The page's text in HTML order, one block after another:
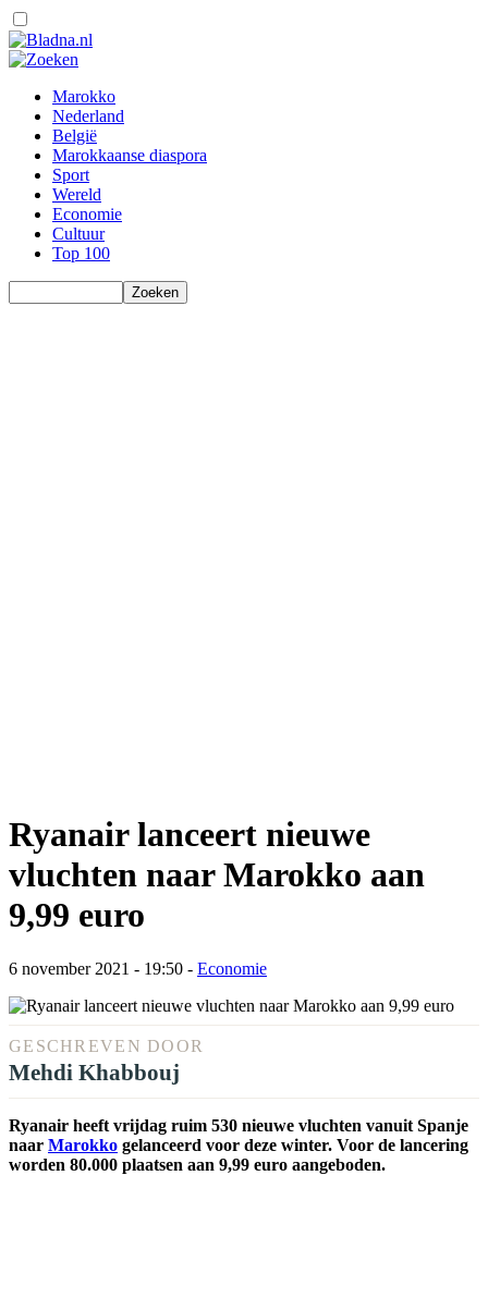
Marokko
Nederland
België
Marokkaanse diaspora
Sport
Wereld
Economie
Cultuur
Top 100
Ryanair lanceert nieuwe
vluchten naar Marokko aan
9,99 euro
6 november 2021 - 19:50 - Economie
GESCHREVEN DOOR
Mehdi Khabbouj
Ryanair heeft vrijdag ruim 530 nieuwe vluchten vanuit Spanje
naar Marokko gelanceerd voor deze winter. Voor de lancering
worden 80.000 plaatsen aan 9,99 euro aangeboden.